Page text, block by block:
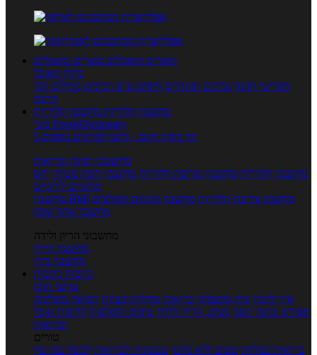
מוצרים ומאכלים מוצרים ומאכלים
מילון האוכל
תפריטי תזונה ערכים תזונתיים חיפוש ע"פ רכיבים מכילים הכי
הרבה
מחשבון קלוריות מחשבון קלוריות
מנוי FoodsDictionary
5 ימי ניסיון חינם - לחצו לפרטים נוספים
מחשבוני תזונה ובריאות
מחשבון קלוריות מחשבון שריפת קלוריות מחשבון דופק מטרה יחס
מותניים לירכיים
מחשבון BMI
מחשבון צריכת קלוריות מחשבון מינונים מומלצים
מחשבון אחוז שומן
מחשבוני הריון ולידה
מחשבון הריון
מחשבון ביוץ
כתבות כתבות
ערוצי תוכן
איך להכין בית ומשפחה בריאות מחלות ובעיות רפואה משלימה
ספורט וכושר גופני נשים, הריון ולידה טיפים והמלצות חדשות אוכל
ובריאות
טורים
בריאות בצלחת טעים ללא גלוטן טבעונות לבריאות לבשל כמו שף